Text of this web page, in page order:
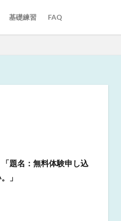
曲マスター」コース
レッスン
基礎練習 FAQ
題名：無料体験申し込
」